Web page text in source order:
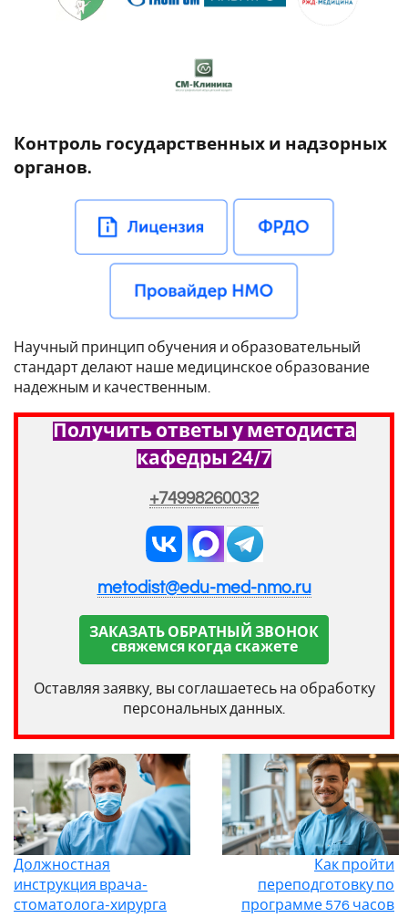
Контроль государственных и надзорных
органов.
Научный принцип обучения и образовательный
стандарт делают наше медицинское образование
надежным и качественным.
Получить ответы у методиста
кафедры 24/7
+74998260032
metodist@edu-med-nmo.ru
ЗАКАЗАТЬ ОБРАТНЫЙ ЗВОНОК
свяжемся когда скажете
Оставляя заявку, вы соглашаетесь на обработку
персональных данных.
Должностная
инструкция врача-
стоматолога-хирурга
Как пройти
переподготовку по
программе 576 часов